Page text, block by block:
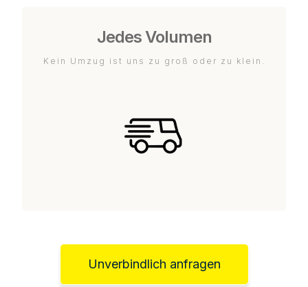
Jedes Volumen
Kein Umzug ist uns zu groß oder zu klein.
Unverbindlich anfragen